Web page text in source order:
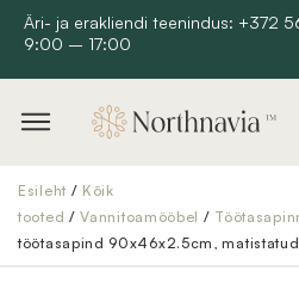
Skip
content
Äri- ja erakliendi teenindus: +372
9:00 – 17:00
Esileht / Kõik
tooted /Vannitoamööbel /
töötasapind 90x46x2.5cm,